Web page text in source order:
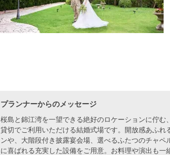
プランナーからのメッセージ
桜島と錦江湾を一望できる絶好のロケーションに佇む
貸切でご利用いただける結婚式場です。開放感あふれ
ンや、大階段付き披露宴会場、選べるふたつのチャペ
に喜ばれる充実した設備をご用意。お料理や演出も一